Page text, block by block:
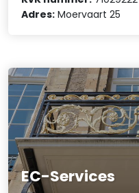
Adres: Moervaart 25
EC-Services